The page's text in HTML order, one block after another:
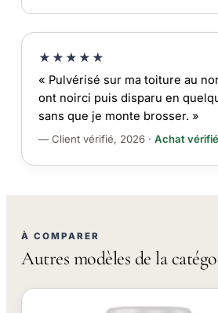
★★★★★
« Pulvérisé sur ma toiture au
ont noirci puis disparu en
sans que je monte brosser. »
— Client vérifié, 2026 · Achat vérifié
À COMPARER
Autres modèles de la